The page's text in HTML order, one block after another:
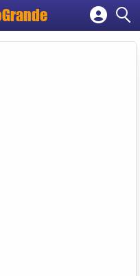
empresa